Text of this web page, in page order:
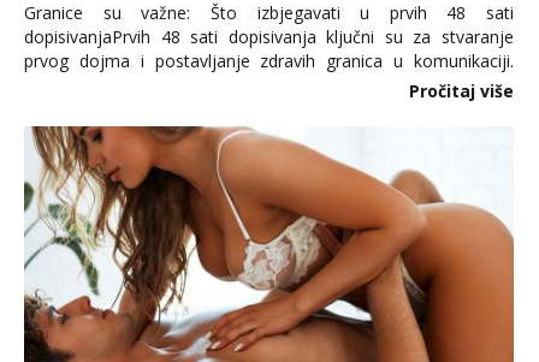
Granice su važne: Što izbjegavati u prvih 48 sati
dopisivanjaPrvih 48 sati dopisivanja ključni su za stvaranje
prvog dojma i postavljanje zdravih granica u komunikaciji.
Važno je izbjeći prebrzo otkrivanje osobnih ili intimnih
informacija, jer nepoznata osoba još nije zaslužila to
povjerenje. Takođe...
Pročitaj više